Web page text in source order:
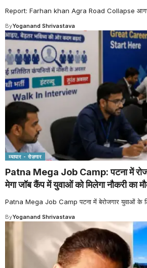
Report: Farhan khan Agra Road Collapse आगरा में
ByYoganand Shrivastava
व्यापार - रोज़गार
Patna Mega Job Camp: पटना में
मेगा जॉब कैंप में युवाओं को मिलेगा नौकरी का
Patna Mega Job Camp पटना में बेरोजगार युवाओं के
ByYoganand Shrivastava